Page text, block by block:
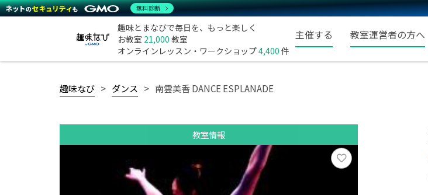
趣味とまなびで毎日を、もっと楽しく
お教室 21,000 教室
オンラインレッスン・ワークショップ4,400 件
主催する 教室運営者の方へ
趣味なび ダンス 南雲美香 DANCE ESPLANADE
教室情報
無料診断